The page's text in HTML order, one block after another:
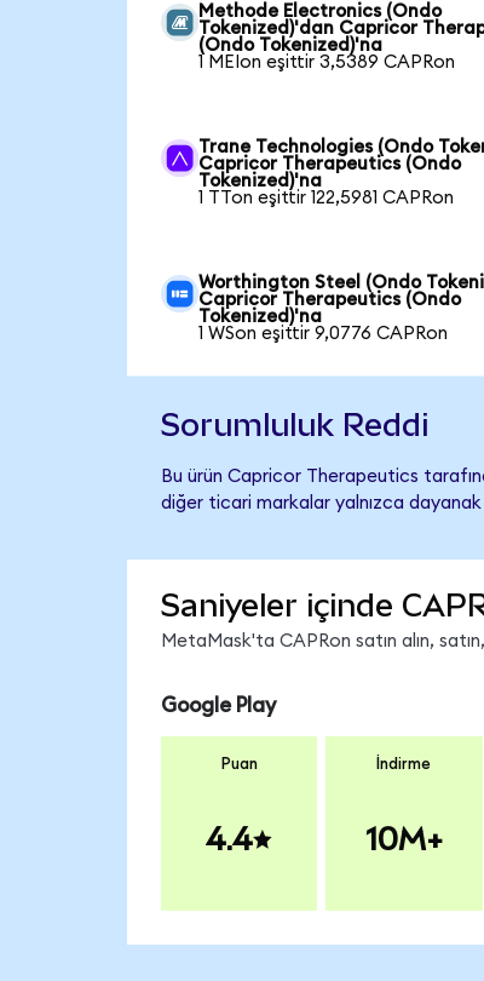
Methode Electronics (Ondo
Tokenized)'dan Capricor
(Ondo Tokenized)'na
1 MEIon eşittir 3,5389 CAPRon
Trane Technologies (Ondo
Capricor Therapeutics (Ondo
Tokenized)'na
1 TTon eşittir 122,5981 CAPRon
Worthington Steel (Ondo
Capricor Therapeutics (Ondo
Tokenized)'na
1 WSon eşittir 9,0776 CAPRon
Sorumluluk Reddi
Bu ürün Capricor Therapeutics
diğer ticari markalar yalnızca dayanak
Saniyeler içinde
MetaMask'ta CAPRon satın alın,
Google Play
Puan
4.4
İndirme
10M+